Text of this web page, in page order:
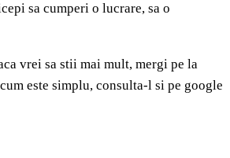
sa cumperi o lucrare, sa o
vrei sa stii mai mult, mergi pe la
este simplu, consulta-l si pe google